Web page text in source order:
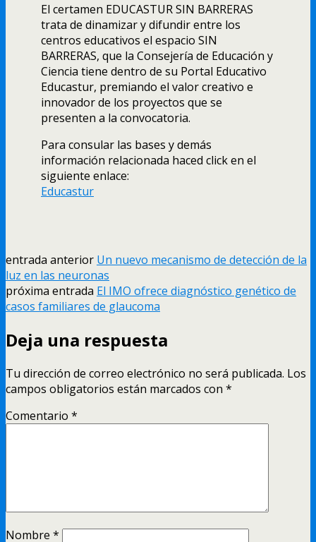
El certamen EDUCASTUR SIN BARRERAS
trata de dinamizar y difundir entre los
centros educativos el espacio SIN
BARRERAS, que la Consejerí­a de Educación y
Ciencia tiene dentro de su Portal Educativo
Educastur, premiando el valor creativo e
innovador de los proyectos que se
presenten a la convocatoria.
Para consular las bases y demás
información relacionada haced click en el
siguiente enlace:
Educastur
entrada anterior Un nuevo mecanismo de detección de la
luz en las neuronas
próxima entrada El IMO ofrece diagnóstico genético de
casos familiares de glaucoma
Deja una respuesta
Tu dirección de correo electrónico no será publicada. Los
campos obligatorios están marcados con *
Comentario *
Nombre *